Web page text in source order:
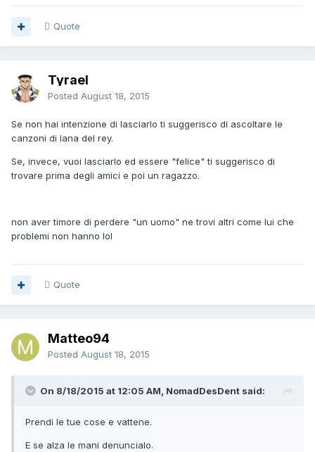
Quote
Tyrael
Posted August 18, 2015
Se non hai intenzione di lasciarlo ti suggerisco di ascoltare le
canzoni di lana del rey.
Se, invece, vuoi lasciarlo ed essere "felice" ti suggerisco di
trovare prima degli amici e poi un ragazzo.
non aver timore di perdere "un uomo" ne trovi altri come lui che
problemi non hanno lol
Quote
Matteo94
Posted August 18, 2015
On 8/18/2015 at 12:05 AM, NomadDesDent said:
Prendi le tue cose e vattene.
E se alza le mani denuncialo.